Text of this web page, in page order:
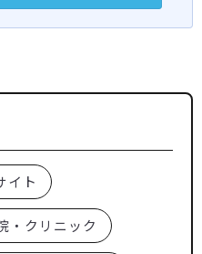
イト
・クリニック